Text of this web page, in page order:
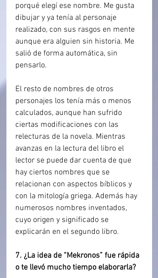
porqué elegí ese nombre. Me gusta
dibujar y ya tenía al personaje
realizado, con sus rasgos en mente
aunque era alguien sin historia. Me
salió de forma automática, sin
pensarlo.
El resto de nombres de otros
personajes los tenía más o menos
calculados, aunque han sufrido
ciertas modificaciones con las
relecturas de la novela. Mientras
avanzas en la lectura del libro el
lector se puede dar cuenta de que
hay ciertos nombres que se
relacionan con aspectos bíblicos y
con la mitología griega. Además hay
numerosos nombres inventados,
cuyo origen y significado se
explicarán en el segundo libro.
7. ¿La idea de “Mekronos” fue rápida
o te llevó mucho tiempo elaborarla?